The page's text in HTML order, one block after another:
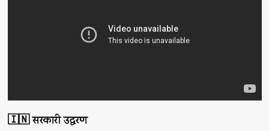
🇮🇳 सरकारी उद्धरण